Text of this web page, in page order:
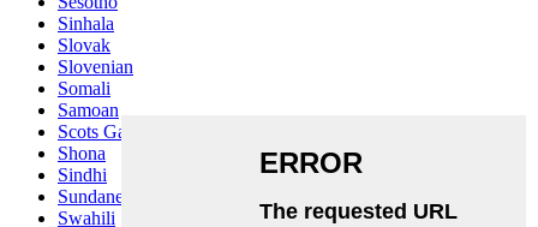
Sinhala
Slovak
Slovenian
Somali
Samoan
Scots Gaelic
Shona
Sindhi
Sundanese
Swahili